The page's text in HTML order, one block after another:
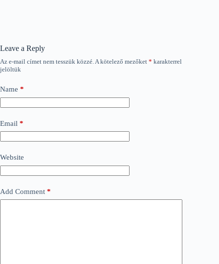
Leave a Reply
Az e-mail címet nem tesszük közzé.A kötelező mezőket * karakterrel
jelöltük
Name *
Email *
Website
Add Comment *